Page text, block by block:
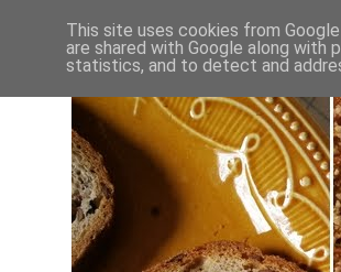
This site uses cookies from
are shared with Google along with
statistics, and to detect and